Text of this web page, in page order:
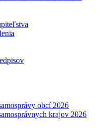
obcí 2026
krajov 2026